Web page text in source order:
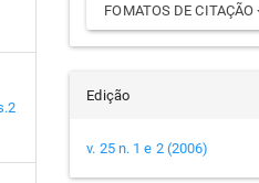
FOMATOS DE CITAÇÃO
Edição
v. 25 n. 1 e 2 (2006)